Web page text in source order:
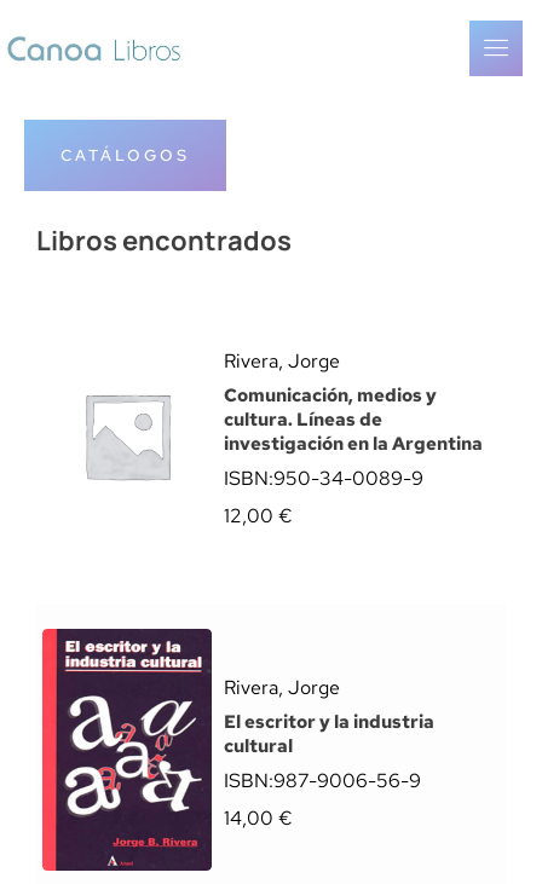
CATÁLOGOS
Libros encontrados
Rivera, Jorge
Comunicación, medios y
cultura. Líneas de
investigación en la Argentina
ISBN:950-34-0089-9
12,00 €
Rivera, Jorge
El escritor y la industria
cultural
ISBN:987-9006-56-9
14,00 €